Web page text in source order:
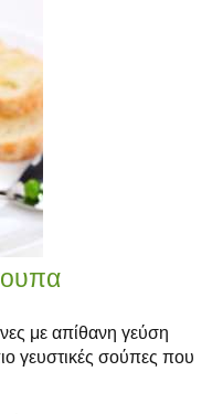
με απίθανη γεύση
γευστικές σούπες που